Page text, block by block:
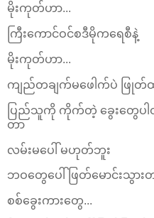
မိုးကုတ်ဟာ...
ကြီးကောင်ဝင်စဒီမိုကရေစီနဲ့
မိုးကုတ်ဟာ...
ကျည်တချက်မဖေါက်ပဲ ဖ
ပြည်သူကို ကိုက်တဲ့ ခွေးတွေပါတဲ့
တာ
လမ်းမပေါ် မဟုတ်ဘူး
ဘဝတွေပေါ် ဖြတ်မောင်းသွားတ
စစ်ခွေးကားတွေ...